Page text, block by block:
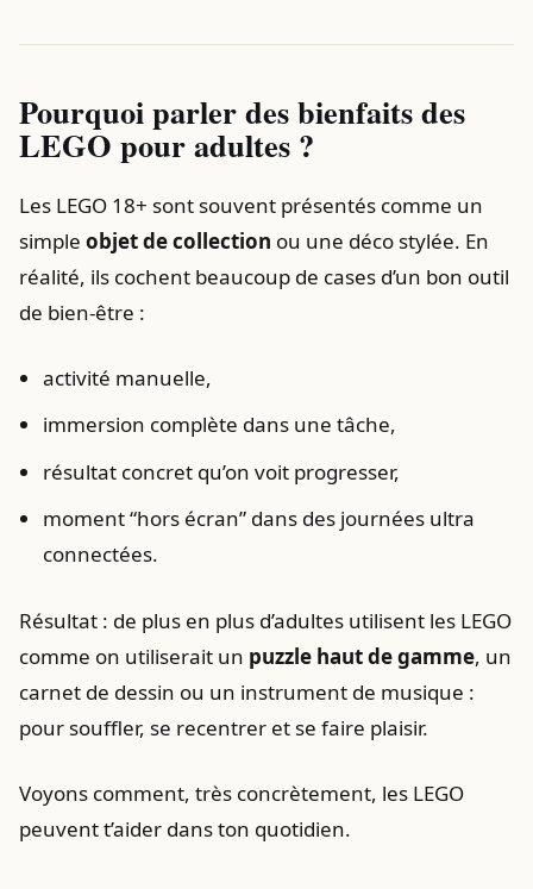
Pourquoi parler des bienfaits des
LEGO pour adultes ?
Les LEGO 18+ sont souvent présentés comme un
simple objet de collection ou une déco stylée. En
réalité, ils cochent beaucoup de cases d’un bon outil
de bien-être :
activité manuelle,
immersion complète dans une tâche,
résultat concret qu’on voit progresser,
moment “hors écran” dans des journées ultra
connectées.
Résultat : de plus en plus d’adultes utilisent les LEGO
comme on utiliserait un puzzle haut de gamme, un
carnet de dessin ou un instrument de musique :
pour souffler, se recentrer et se faire plaisir.
Voyons comment, très concrètement, les LEGO
peuvent t’aider dans ton quotidien.